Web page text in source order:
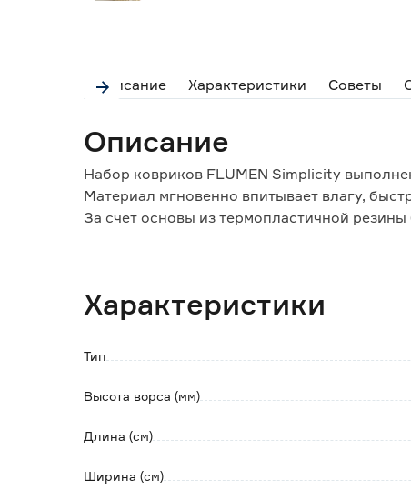
Описание Характеристики Советы
Описание
Набор ковриков FLUMEN Simplicity
Материал мгновенно впитывает влагу,
За счет основы из термопластичной резины
Рекомендована деликатная машинная
Характеристики
Тип
Высота ворса (мм)
Длина (см)
Ширина (см)